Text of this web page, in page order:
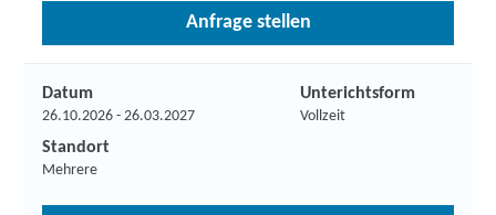
Anfrage stellen
Datum
26.10.2026 - 26.03.2027
Unterichtsform
Vollzeit
Standort
Mehrere